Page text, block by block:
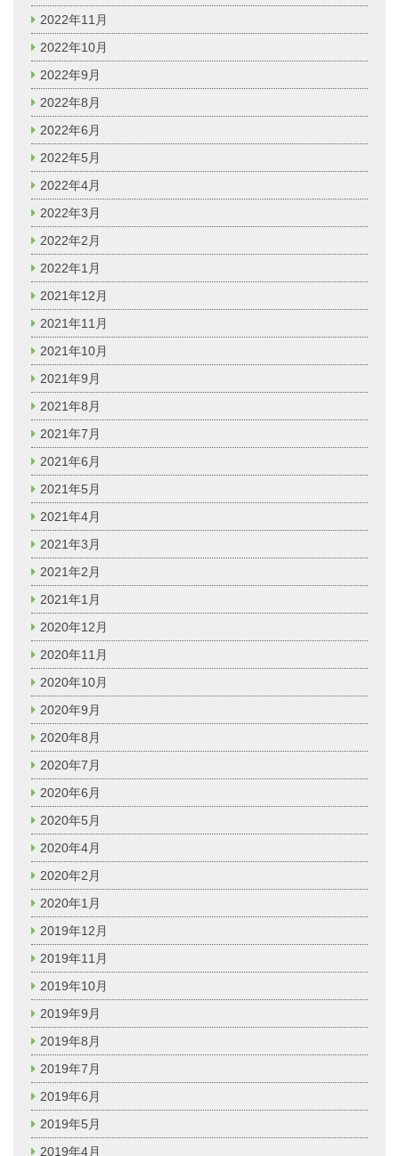
2022年11月
2022年10月
2022年9月
2022年8月
2022年6月
2022年5月
2022年4月
2022年3月
2022年2月
2022年1月
2021年12月
2021年11月
2021年10月
2021年9月
2021年8月
2021年7月
2021年6月
2021年5月
2021年4月
2021年3月
2021年2月
2021年1月
2020年12月
2020年11月
2020年10月
2020年9月
2020年8月
2020年7月
2020年6月
2020年5月
2020年4月
2020年2月
2020年1月
2019年12月
2019年11月
2019年10月
2019年9月
2019年8月
2019年7月
2019年6月
2019年5月
2019年4月